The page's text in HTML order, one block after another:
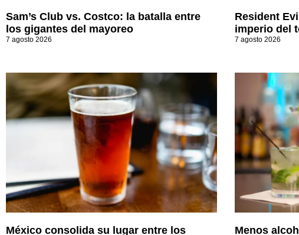
Sam’s Club vs. Costco: la batalla entre
los gigantes del mayoreo
7 agosto 2026
Resident
imperio del
7 agosto 2026
México consolida su lugar entre los Menos